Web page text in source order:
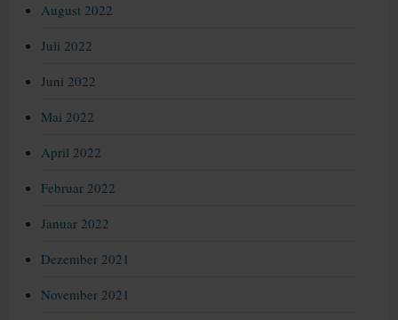
August 2022
Juli 2022
Juni 2022
Mai 2022
April 2022
Februar 2022
Januar 2022
Dezember 2021
November 2021